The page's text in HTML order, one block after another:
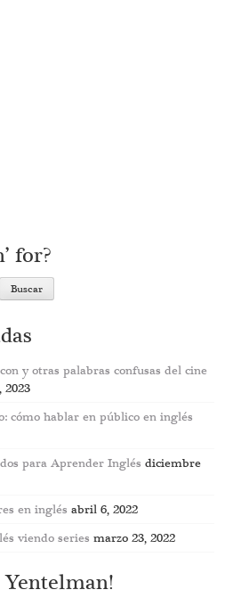
for?
y otras palabras confusas del cine
2023
cómo hablar en público en inglés
para Aprender Inglés diciembre
en inglés abril 6, 2022
viendo series marzo 23, 2022
Yentelman!